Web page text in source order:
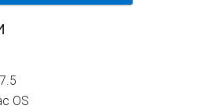
OS